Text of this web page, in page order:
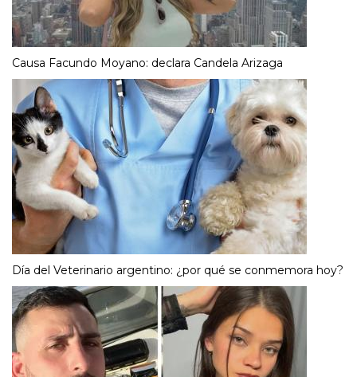
Causa Facundo Moyano: declara Candela Arizaga
Día del Veterinario argentino: ¿por qué se conmemora hoy?